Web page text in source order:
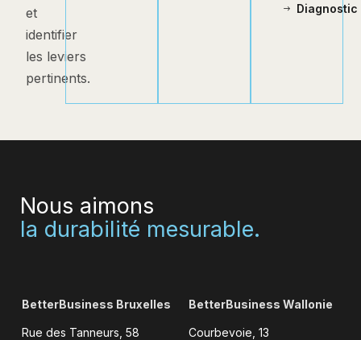
et
identifier
les leviers
pertinents.
Nous aimons
la durabilité mesurable.
BetterBusiness Bruxelles
Rue des Tanneurs, 58
BetterBusiness Wallonie
Courbevoie, 13